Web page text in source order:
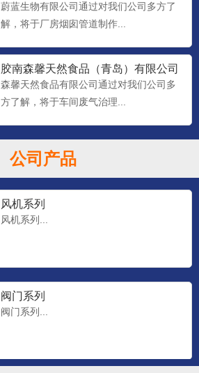
工程
蔚蓝生物有限公司通过对我们公司多方了
解，将于厂房烟囱管道制作...
胶南森馨天然食品（青岛）有限公司
车间废气治理工程
森馨天然食品有限公司通过对我们公司多
方了解，将于车间废气治理...
公司产品
新风换气系列
新风换气系列...
通风管道
通风管道...
风机系列
风机系列...
阀门系列
阀门系列...